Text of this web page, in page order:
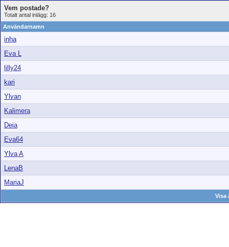
Vem postade?
Totalt antal inlägg: 16
Användarnamn
inha
Eva L
lilly24
kari
Ylvan
Kalimera
Deia
Eva64
Ylva A
LenaB
MariaJ
Visa